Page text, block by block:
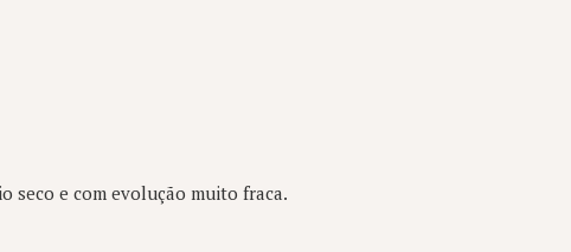
seco e com evolução muito fraca.